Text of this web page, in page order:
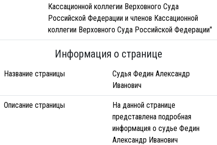
Кассационной коллегии Верховного Суда
Российской Федерации и членов Кассационной
коллегии Верховного Суда Российской Федерации"
Информация о странице
Название страницы
Судья Федин Александр
Иванович
Описание страницы
На данной странице
представлена подробная
информация о судье Федин
Александр Иванович